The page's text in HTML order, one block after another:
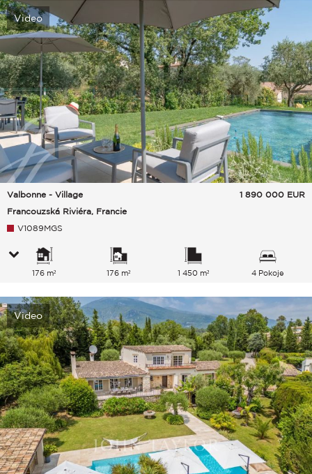
Video
Valbonne - Village
Francouzská Riviéra, Francie
1 890 000 EUR
V1089MGS
176 m² 176 m² 1 450 m² 4 Pokoje
Video